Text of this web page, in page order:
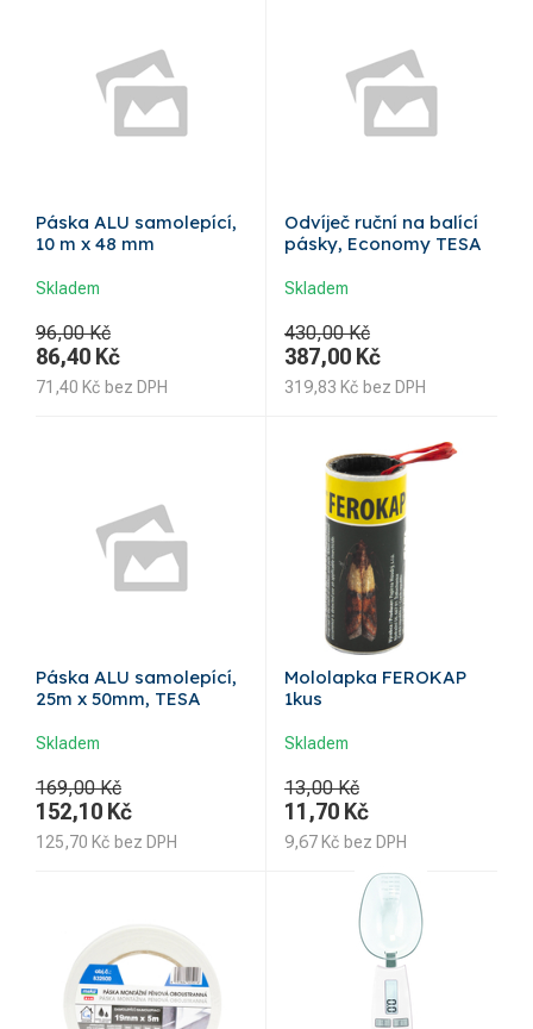
Páska ALU samolepící,
10 m x 48 mm
Skladem
96,00 Kč
86,40 Kč
71,40 Kč bez DPH
Odvíječ ruční na balící
pásky, Economy TESA
Skladem
430,00 Kč
387,00 Kč
319,83 Kč bez DPH
Páska ALU samolepící,
25m x 50mm, TESA
Skladem
169,00 Kč
152,10 Kč
125,70 Kč bez DPH
Mololapka FEROKAP
1kus
Skladem
13,00 Kč
11,70 Kč
9,67 Kč bez DPH